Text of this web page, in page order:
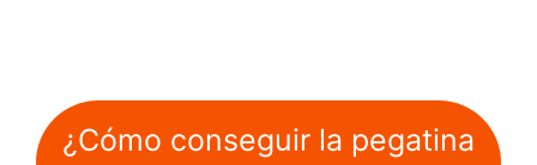
¿Cómo conseguir la pegatina